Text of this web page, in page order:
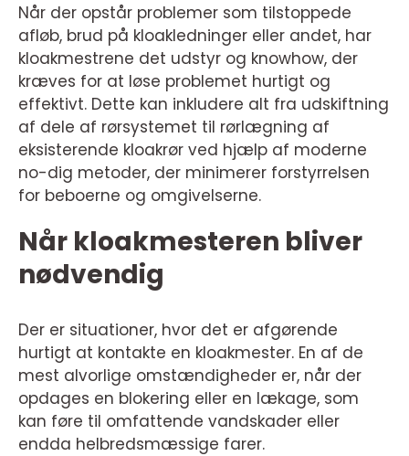
Når der opstår problemer som tilstoppede
afløb, brud på kloakledninger eller andet, har
kloakmestrene det udstyr og knowhow, der
kræves for at løse problemet hurtigt og
effektivt. Dette kan inkludere alt fra udskiftning
af dele af rørsystemet til rørlægning af
eksisterende kloakrør ved hjælp af moderne
no-dig metoder, der minimerer forstyrrelsen
for beboerne og omgivelserne.
Når kloakmesteren bliver
nødvendig
Der er situationer, hvor det er afgørende
hurtigt at kontakte en kloakmester. En af de
mest alvorlige omstændigheder er, når der
opdages en blokering eller en lækage, som
kan føre til omfattende vandskader eller
endda helbredsmæssige farer.